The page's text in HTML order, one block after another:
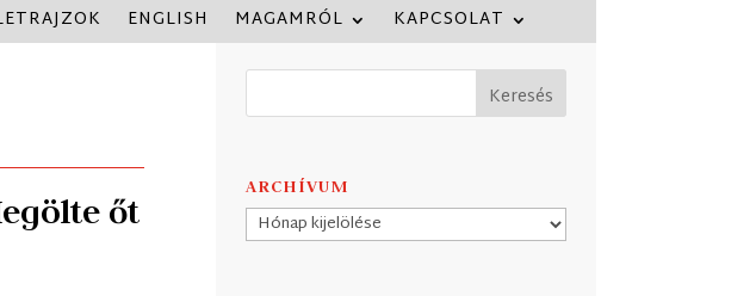
ENGLISH MAGAMRÓL KAPCSOLAT
őt
ARCHÍVUM
Archívum